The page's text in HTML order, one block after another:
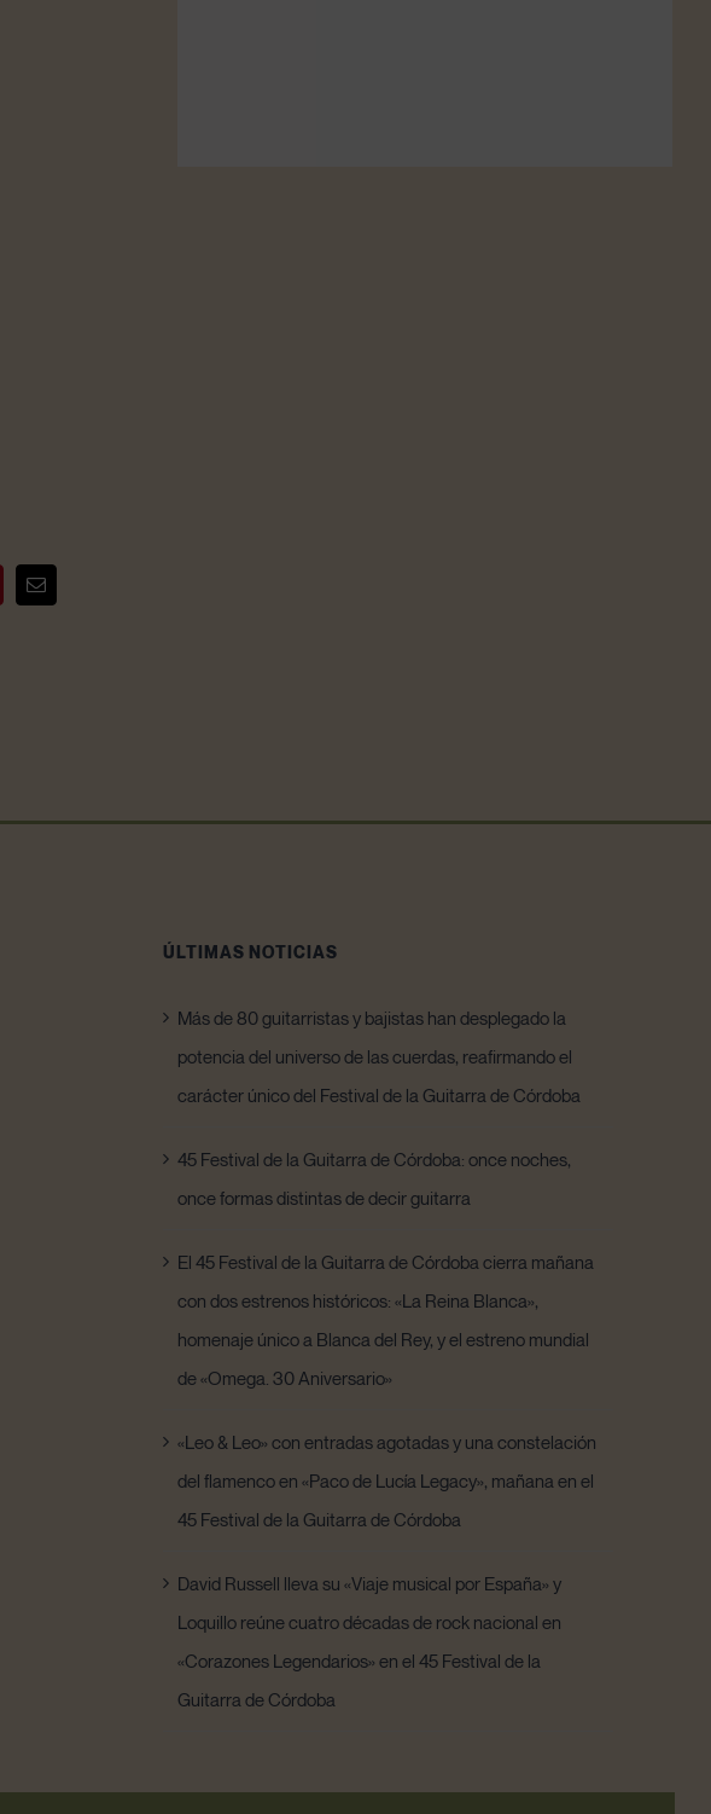
PinterestCorreo
electrónico
ÚLTIMAS NOTICIAS
Más de 80 guitarristas y bajistas han desplegado la
potencia del universo de las cuerdas, reafirmando el
carácter único del Festival de la Guitarra de Córdoba
45 Festival de la Guitarra de Córdoba: once noches,
once formas distintas de decir guitarra
El 45 Festival de la Guitarra de Córdoba cierra mañana
con dos estrenos históricos: «La Reina Blanca»,
homenaje único a Blanca del Rey, y el estreno mundial
de «Omega. 30 Aniversario»
«Leo & Leo» con entradas agotadas y una constelación
del flamenco en «Paco de Lucía Legacy», mañana en el
45 Festival de la Guitarra de Córdoba
David Russell lleva su «Viaje musical por España» y
Loquillo reúne cuatro décadas de rock nacional en
«Corazones Legendarios» en el 45 Festival de la
Guitarra de Córdoba